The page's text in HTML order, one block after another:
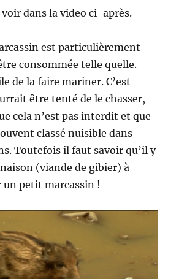
dans la video ci-après.
est particulièrement
consommée telle quelle.
de la faire mariner. C’est
être tenté de le chasser,
cela n’est pas interdit et que
classé nuisible dans
Toutefois il faut savoir qu’il y
(viande de gibier) à
un petit marcassin !